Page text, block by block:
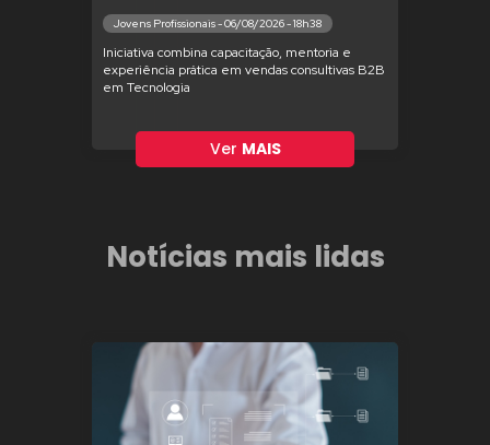
Jovens Profissionais - 06/08/2026 - 18h38
Iniciativa combina capacitação, mentoria e
experiência prática em vendas consultivas B2B
em Tecnologia
Ver MAIS
Notícias mais lidas